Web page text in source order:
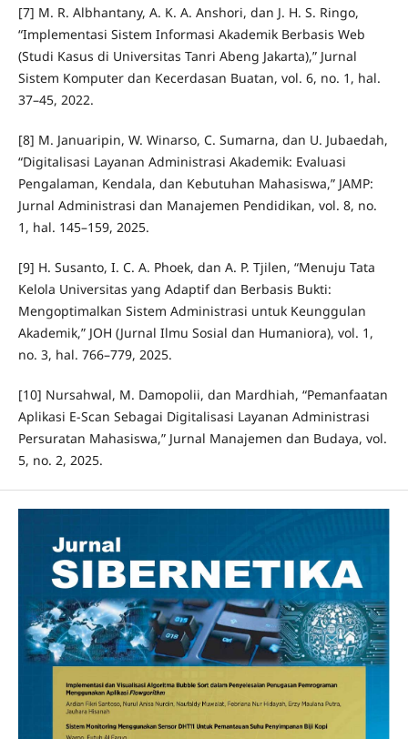
[7] M. R. Albhantany, A. K. A. Anshori, dan J. H. S. Ringo,
“Implementasi Sistem Informasi Akademik Berbasis Web
(Studi Kasus di Universitas Tanri Abeng Jakarta),” Jurnal
Sistem Komputer dan Kecerdasan Buatan, vol. 6, no. 1, hal.
37–45, 2022.
[8] M. Januaripin, W. Winarso, C. Sumarna, dan U. Jubaedah,
“Digitalisasi Layanan Administrasi Akademik: Evaluasi
Pengalaman, Kendala, dan Kebutuhan Mahasiswa,” JAMP:
Jurnal Administrasi dan Manajemen Pendidikan, vol. 8, no.
1, hal. 145–159, 2025.
[9] H. Susanto, I. C. A. Phoek, dan A. P. Tjilen, “Menuju Tata
Kelola Universitas yang Adaptif dan Berbasis Bukti:
Mengoptimalkan Sistem Administrasi untuk Keunggulan
Akademik,” JOH (Jurnal Ilmu Sosial dan Humaniora), vol. 1,
no. 3, hal. 766–779, 2025.
[10] Nursahwal, M. Damopolii, dan Mardhiah, “Pemanfaatan
Aplikasi E-Scan Sebagai Digitalisasi Layanan Administrasi
Persuratan Mahasiswa,” Jurnal Manajemen dan Budaya, vol.
5, no. 2, 2025.